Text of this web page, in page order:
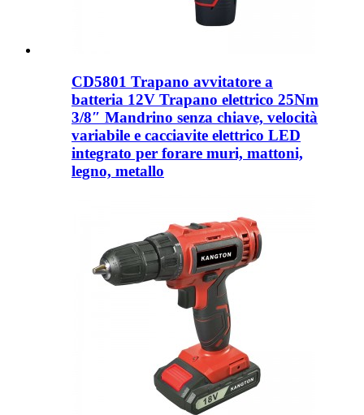
CD5801 Trapano avvitatore a
batteria 12V Trapano elettrico 25Nm
3/8″ Mandrino senza chiave, velocità
variabile e cacciavite elettrico LED
integrato per forare muri, mattoni,
legno, metallo